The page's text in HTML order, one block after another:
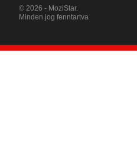
© 2026 - MoziStar.
Minden jog fenntartva